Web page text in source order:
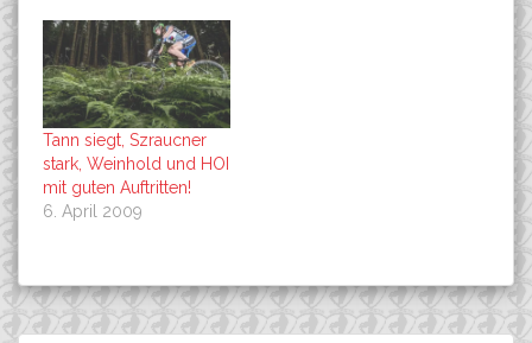
Tann siegt, Szraucner
stark, Weinhold und HOI
mit guten Auftritten!
6. April 2009